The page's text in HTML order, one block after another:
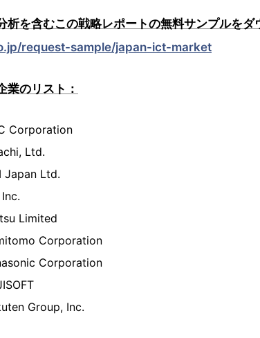
析を含むこの戦略レポートの無料サンプルをダ
request-sample/japan-ict-market
業のリスト：
Corporation
Ltd.
Japan Ltd.
Limited
Corporation
Corporation
Group, Inc.